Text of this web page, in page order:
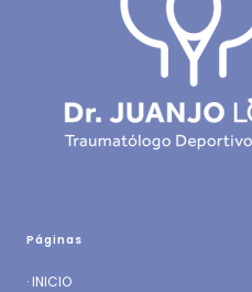
Páginas
· INICIO